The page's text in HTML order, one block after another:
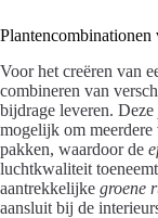
Voor het creëren van
combineren van
bijdrage leveren. Deze
mogelijk om
pakken, waardoor de
luchtkwaliteit
aantrekkelijke groene
aansluit bij de